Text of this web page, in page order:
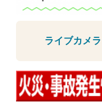
日、8月28日）
広報だいご お知
2026年8月5日
「いばらき賃上げ
ライブカメラ